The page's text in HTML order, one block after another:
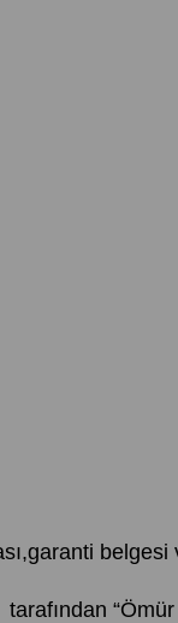
“Ömür